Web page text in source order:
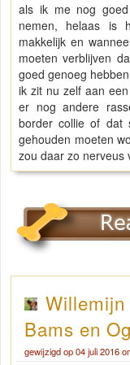
als ik me nog
nemen, helaas is
makkelijk en
moeten verblijven
goed genoeg
ik zit nu zelf aan
er nog andere
border collie of dat
gehouden moeten
zou daar zo nerveus
Bams en
gewijzigd op 04 juli 2016